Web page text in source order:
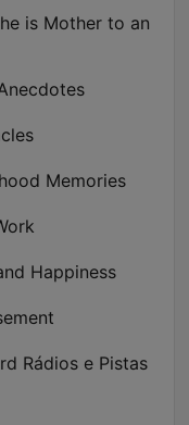
is Mother to an
Memories
Happiness
Rádios e Pistas